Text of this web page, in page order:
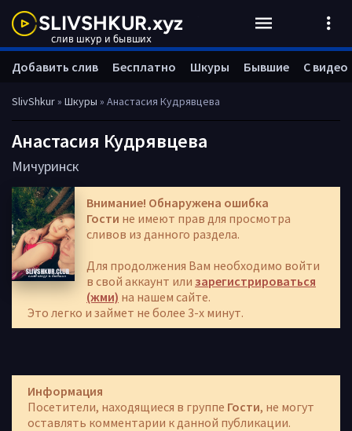
SlivShkur» Шкуры » Анастасия Кудрявцева
Анастасия Кудрявцева
Мичуринск
Внимание! Обнаружена ошибка
Гости не имеют прав для просмотра
сливов из данного раздела.
Для продолжения Вам необходимо войти
в свой аккаунт или зарегистрироваться
(жми) на нашем сайте.
Это легко и займет не более 3-х минут.
Информация
Посетители, находящиеся в группе Гости, не могут
оставлять комментарии к данной публикации.
Добавить слив Бесплатно Шкуры Бывшие С видео